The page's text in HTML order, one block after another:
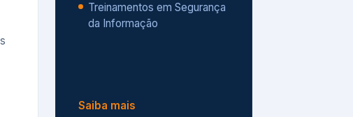
Saiba mais